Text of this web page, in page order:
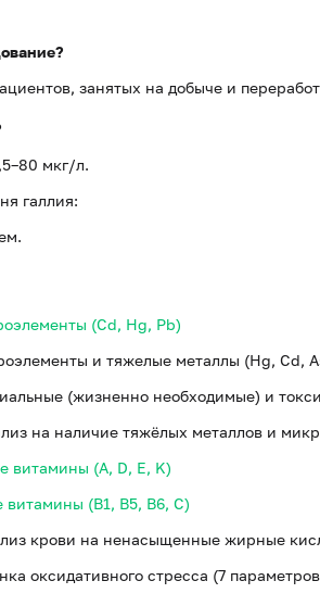
занятых на добыче и
мкг/л.
галлия:
(Cd, Hg, Pb)
и тяжелые металлы (Hg, Cd,
(жизненно необходимые) и
на наличие тяжёлых металлов и
витамины (A, D, E, K)
(B1, B5, B6, С)
крови на ненасыщенные жирные
оксидативного стресса (7